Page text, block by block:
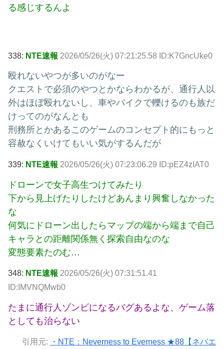
る感じするんよ
338: NTE速報 2026/05/26(火) 07:21:25.58 ID:K7GncUke0
殴れないやつが多いのがなー
クエストで必須のやつとかならわかるが、通行人以
外はほぼ殴れないし、車やバイクで轢けるのも族だ
けってのがなんとも
刑務所とかあるこのゲームのコンセプト的にもっと
容赦なくいけてもいい気がするんだが
339: NTE速報 2026/05/26(火) 07:23:06.29 ID:pEZ4zIAT0
ドローンで女子高生つけてみたり
下から見上げたりしたけどあんまり興奮しなかった
な
何気にドローン出したらマップの端から端まで自己
キャラとの距離関係無く探索自由なのな
変態要素たのむ…
348: NTE速報 2026/05/26(火) 07:31:51.41
ID:IMVNQMwb0
たまに通行人ゾンビになるバグあるよな、ゲーム落
としても治らない
引用元:
・NTE：Neverness to Everness ★88【ネバエ